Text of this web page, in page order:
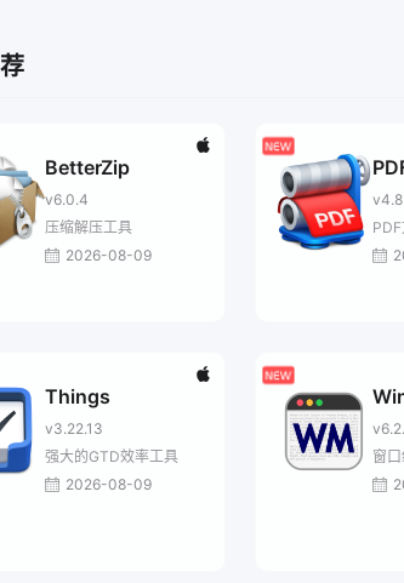
BetterZip
v6.0.4
压缩解压工具
2026-08-09
v4.8
Things
v3.22.13
强大的GTD效率工具
2026-08-09
窗